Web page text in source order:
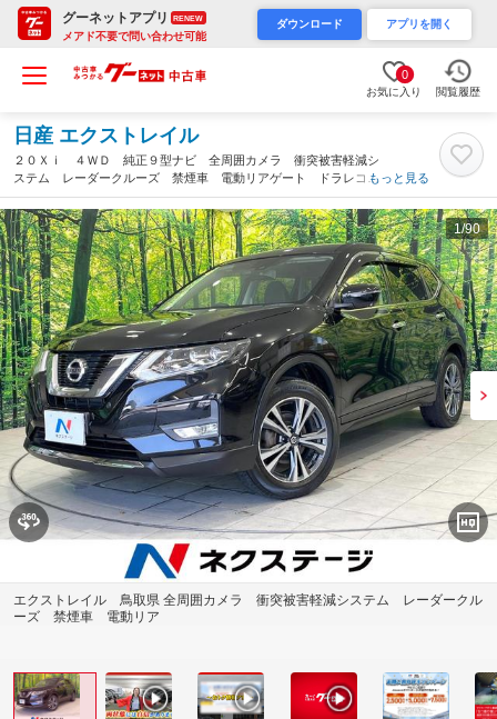
グーネットアプリ RENEW
メアド不要で問い合わせ可能
ダウンロード アプリを開く
0
お気に入り 閲覧履歴
日産 エクストレイル
２０Ｘｉ ４ＷＤ 純正９型ナビ 全周囲カメラ 衝突被害軽減シ
ステム レーダークルーズ 禁煙車 電動リアゲート ドラレコ
コーナーセンサー スマートキー ＬＥＤヘッド ＥＴＣ 純正１
８インチアルミ（鳥取県）
もっと見る
1/90
エクストレイル 鳥取県 全周囲カメラ 衝突被害軽減システム レーダークル
ーズ 禁煙車 電動リア